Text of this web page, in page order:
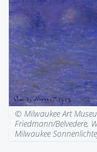
© Milwaukee Art
Friedmann/Belvedere,
Milwaukee